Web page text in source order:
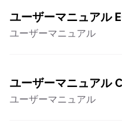
ユーザーマニュアル
ユーザーマニュアル
ユーザーマニュアル
ユーザーマニュアル